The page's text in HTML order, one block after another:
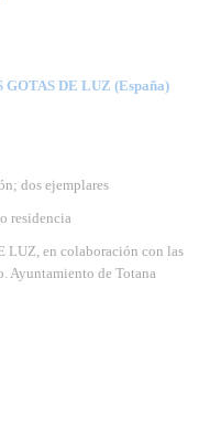
DE LUZ (España)
dos ejemplares
residencia
LUZ, en colaboración con las
Ayuntamiento de Totana